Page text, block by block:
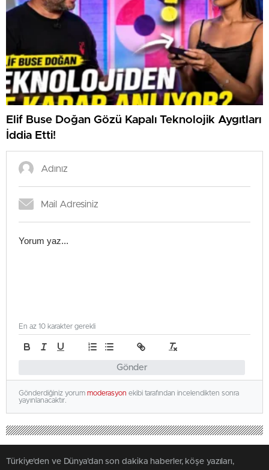
Elif Buse Doğan Gözü Kapalı Teknolojik Aygıtları
İddia Etti!
Gönder
En az 10 karakter gerekli
Gönderdiğiniz yorum moderasyon ekibi tarafından incelendikten sonra
yayınlanacaktır.
Türkiye'den ve Dünya’dan son dakika haberler, köşe yazıları,